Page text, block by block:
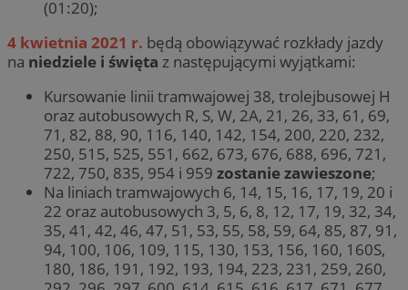
(01:20);
4 kwietnia 2021 r. będą obowiązywać rozkłady jazdy
na niedziele i święta z następującymi wyjątkami:
Kursowanie linii tramwajowej 38, trolejbusowej H
oraz autobusowych R, S, W, 2A, 21, 26, 33, 61, 69,
71, 82, 88, 90, 116, 140, 142, 154, 200, 220, 232,
250, 515, 525, 551, 662, 673, 676, 688, 696, 721,
722, 750, 835, 954 i 959 zostanie zawieszone;
Na liniach tramwajowych 6, 14, 15, 16, 17, 19, 20 i
22 oraz autobusowych 3, 5, 6, 8, 12, 17, 19, 32, 34,
35, 41, 42, 46, 47, 51, 53, 55, 58, 59, 64, 85, 87, 91,
94, 100, 106, 109, 115, 130, 153, 156, 160, 160S,
180, 186, 191, 192, 193, 194, 223, 231, 259, 260,